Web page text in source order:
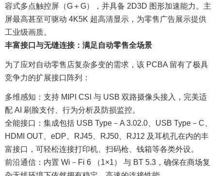
容式多点触控屏（G＋G），并具备 2D3D 图形加速能力。主
屏最高甚至可驱动 4K5K 超高清显示，为零售广告展示提供
工业级画质。
丰富接口与无缝连接：满足自动零售全场景
为了应对自动零售店复杂多变的需求，该 PCBA 留有了极具
竞争力的扩展接口阵列：
多维感知：支持 MIPI CSI 与 USB 双路摄像头接入，完美适
配 AI 刷脸支付、行为分析及防损监控。
全能接口：集成包括 USB Type－A 3.02.0、USB Type－C、
HDMI OUT、eDP、RJ45、RJ50、RJ12 及耳机孔在内的丰
富接口，可轻松连接打印机、扫码枪、钱箱等各类外设。
前沿通信：内置 Wi－Fi 6 （1×1） 与 BT 5.3，确保在商场复